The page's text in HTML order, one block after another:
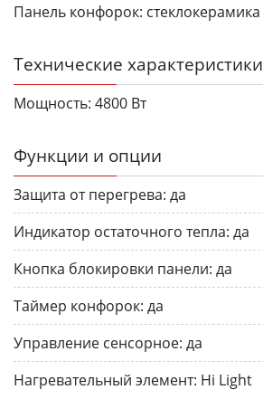
Панель конфорок: стеклокерамика
Технические характеристики
Мощность: 4800 Вт
Функции и опции
Защита от перегрева: да
Индикатор остаточного тепла: да
Кнопка блокировки панели: да
Таймер конфорок: да
Управление сенсорное: да
Нагревательный элемент: Hi Light